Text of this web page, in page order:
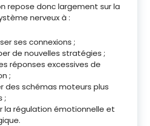
repose donc largement sur la
nerveux à :
ses connexions ;
de nouvelles stratégies ;
réponses excessives de
;
des schémas moteurs plus
;
la régulation émotionnelle et